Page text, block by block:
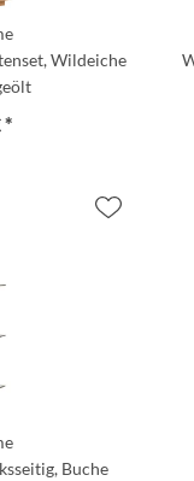
Wildeiche
*
Buche